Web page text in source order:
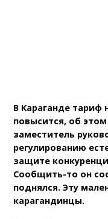
В Караганде тариф
повысится, об
заместитель
регулированию
защите
Сообщить-то он
поднялся. Эту
карагандинцы.